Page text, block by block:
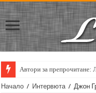
Автори за препрочитане:
Кирил Кадийски: „Плачът
Начало / Интервюта / Джон